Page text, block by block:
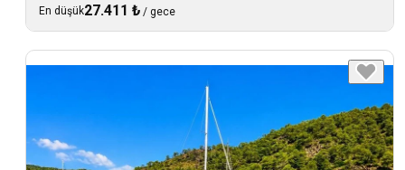
En düşük27.411 ₺ / gece